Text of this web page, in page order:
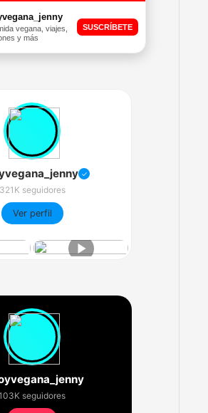
vegana, viajes,
y más
SUSCRÍBETE
✓
321K seguidores
Ver perfil
seguidores